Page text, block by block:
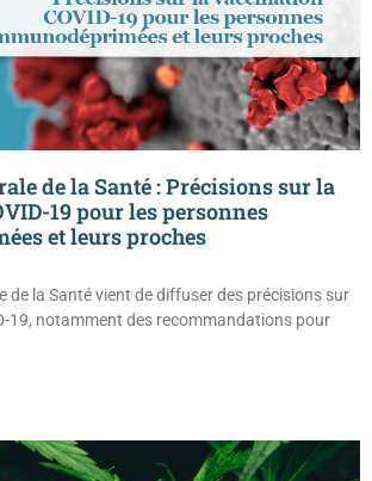
de la Santé : Précisions sur la
19 pour les personnes
et leurs proches
de la Santé vient de diffuser des précisions sur
19, notamment des recommandations pour